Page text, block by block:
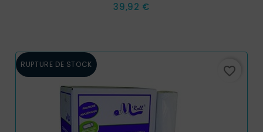
Prix
39,92 €
RUPTURE DE STOCK favorite_border